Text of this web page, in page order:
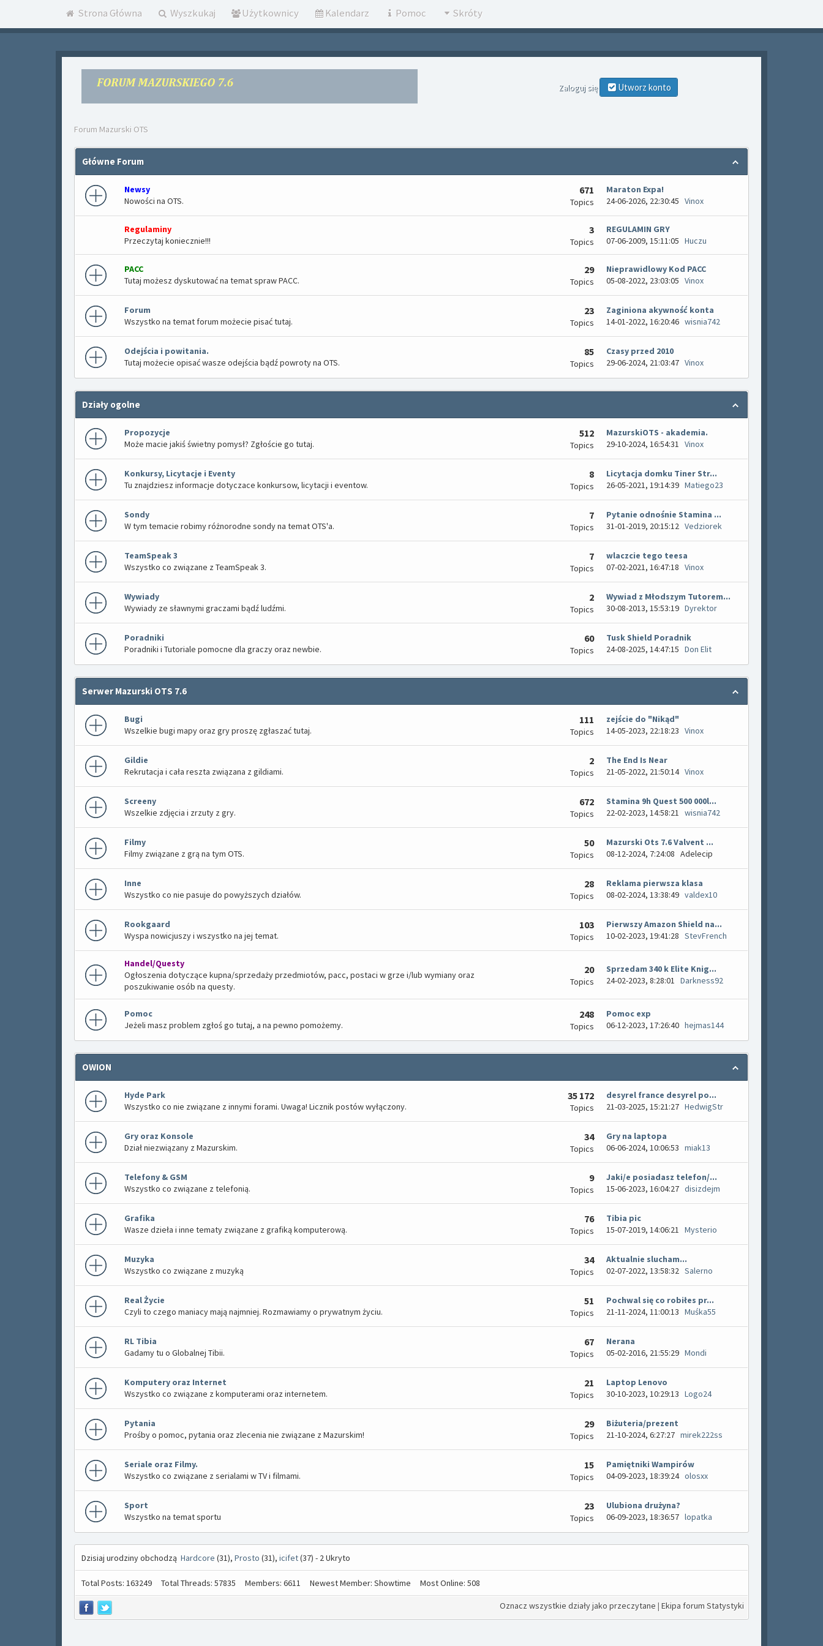
Strona Główna Wyszkukaj Użytkownicy Kalendarz Pomoc Skróty
Zaloguj się Utworz konto
Forum Mazurski OTS
Główne Forum
Newsy
Nowości na OTS.
671
Topics
Maraton Expa!
24-06-2026, 22:30:45 Vinox
Regulaminy
Przeczytaj koniecznie!!!
3
Topics
REGULAMIN GRY
07-06-2009, 15:11:05 Huczu
PACC
Tutaj możesz dyskutować na temat spraw PACC.
29
Topics
Nieprawidlowy Kod PACC
05-08-2022, 23:03:05 Vinox
Forum
Wszystko na temat forum możecie pisać tutaj.
23
Topics
Zaginiona akywność konta
14-01-2022, 16:20:46 wisnia742
Odejścia i powitania.
Tutaj możecie opisać wasze odejścia bądź powroty na OTS.
85
Topics
Czasy przed 2010
29-06-2024, 21:03:47 Vinox
Działy ogolne
Propozycje
Może macie jakiś świetny pomysł? Zgłoście go tutaj.
512
Topics
MazurskiOTS - akademia.
29-10-2024, 16:54:31 Vinox
Konkursy, Licytacje i Eventy
Tu znajdziesz informacje dotyczace konkursow, licytacji i eventow.
8
Topics
Licytacja domku Tiner Str...
26-05-2021, 19:14:39 Matiego23
Sondy
W tym temacie robimy różnorodne sondy na temat OTS'a.
7
Topics
Pytanie odnośnie Stamina ...
31-01-2019, 20:15:12 Vedziorek
TeamSpeak 3
Wszystko co związane z TeamSpeak 3.
7
Topics
wlaczcie tego teesa
07-02-2021, 16:47:18 Vinox
Wywiady
Wywiady ze sławnymi graczami bądź ludźmi.
2
Topics
Wywiad z Młodszym Tutorem...
30-08-2013, 15:53:19 Dyrektor
Poradniki
Poradniki i Tutoriale pomocne dla graczy oraz newbie.
60
Topics
Tusk Shield Poradnik
24-08-2025, 14:47:15 Don Elit
Serwer Mazurski OTS 7.6
Bugi
Wszelkie bugi mapy oraz gry proszę zgłaszać tutaj.
111
Topics
zejście do "Nikąd"
14-05-2023, 22:18:23 Vinox
Gildie
Rekrutacja i cała reszta związana z gildiami.
2
Topics
The End Is Near
21-05-2022, 21:50:14 Vinox
Screeny
Wszelkie zdjęcia i zrzuty z gry.
672
Topics
Stamina 9h Quest 500 000l...
22-02-2023, 14:58:21 wisnia742
Filmy
Filmy związane z grą na tym OTS.
50
Topics
Mazurski Ots 7.6 Valvent ...
08-12-2024, 7:24:08 Adelecip
Inne
Wszystko co nie pasuje do powyższych działów.
28
Topics
Reklama pierwsza klasa
08-02-2024, 13:38:49 valdex10
Rookgaard
Wyspa nowicjuszy i wszystko na jej temat.
103
Topics
Pierwszy Amazon Shield na...
10-02-2023, 19:41:28 StevFrench
Handel/Questy
Ogłoszenia dotyczące kupna/sprzedaży przedmiotów, pacc, postaci w grze i/lub wymiany oraz
poszukiwanie osób na questy.
20
Topics
Sprzedam 340 k Elite Knig...
24-02-2023, 8:28:01 Darkness92
Pomoc
Jeżeli masz problem zgłoś go tutaj, a na pewno pomożemy.
248
Topics
Pomoc exp
06-12-2023, 17:26:40 hejmas144
OWION
Hyde Park
Wszystko co nie związane z innymi forami. Uwaga! Licznik postów wyłączony.
35 172
Topics
desyrel france desyrel po...
21-03-2025, 15:21:27 HedwigStr
Gry oraz Konsole
Dział niezwiązany z Mazurskim.
34
Topics
Gry na laptopa
06-06-2024, 10:06:53 miak13
Telefony & GSM
Wszystko co związane z telefonią.
9
Topics
Jaki/e posiadasz telefon/...
15-06-2023, 16:04:27 disizdejm
Grafika
Wasze dzieła i inne tematy związane z grafiką komputerową.
76
Topics
Tibia pic
15-07-2019, 14:06:21 Mysterio
Muzyka
Wszystko co związane z muzyką
34
Topics
Aktualnie slucham...
02-07-2022, 13:58:32 Salerno
Real Życie
Czyli to czego maniacy mają najmniej. Rozmawiamy o prywatnym życiu.
51
Topics
Pochwal się co robiłes pr...
21-11-2024, 11:00:13 Muśka55
RL Tibia
Gadamy tu o Globalnej Tibii.
67
Topics
Nerana
05-02-2016, 21:55:29 Mondi
Komputery oraz Internet
Wszystko co związane z komputerami oraz internetem.
21
Topics
Laptop Lenovo
30-10-2023, 10:29:13 Logo24
Pytania
Prośby o pomoc, pytania oraz zlecenia nie związane z Mazurskim!
29
Topics
Biżuteria/prezent
21-10-2024, 6:27:27 mirek222ss
Seriale oraz Filmy.
Wszystko co związane z serialami w TV i filmami.
15
Topics
Pamiętniki Wampirów
04-09-2023, 18:39:24 olosxx
Sport
Wszystko na temat sportu
23
Topics
Ulubiona drużyna?
06-09-2023, 18:36:57 lopatka
Dzisiaj urodziny obchodzą Hardcore (31), Prosto (31), icifet(37) - 2 Ukryto
Total Posts: 163249 Total Threads: 57835 Members: 6611 Newest Member: Showtime Most Online: 508
Oznacz wszystkie działy jako przeczytane | Ekipa forum Statystyki